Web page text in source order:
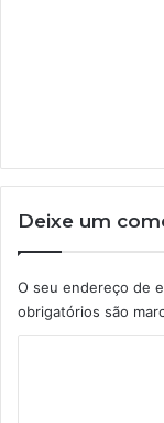
Deixe um
O seu endereço de
obrigatórios são